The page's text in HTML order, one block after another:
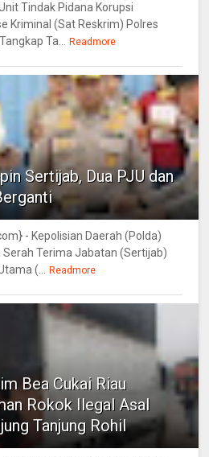
Tindak Pidana Korupsi
Kriminal (Sat Reskrim) Polres
Ta... Readmore
Sertijab, Dua PJU dan
- Kepolisian Daerah (Polda)
Serah Terima Jabatan (Sertijab)
(... Readmore
Bea Cukai Riau
Rokok Ilegal Asal
Tanjung Rohil